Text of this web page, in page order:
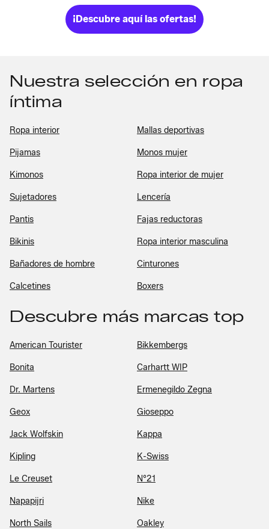
¡Descubre aquí las ofertas!
Nuestra selección en ropa
íntima
Ropa interior Mallas deportivas
Pijamas Monos mujer
Kimonos Ropa interior de mujer
Sujetadores Lencería
Pantis Fajas reductoras
Bikinis Ropa interior masculina
Bañadores de hombre Cinturones
Calcetines Boxers
Descubre más marcas top
American Tourister Bikkembergs
Bonita Carhartt WIP
Dr. Martens Ermenegildo Zegna
Geox Gioseppo
Jack Wolfskin Kappa
Kipling K-Swiss
Le Creuset N°21
Napapijri Nike
North Sails Oakley